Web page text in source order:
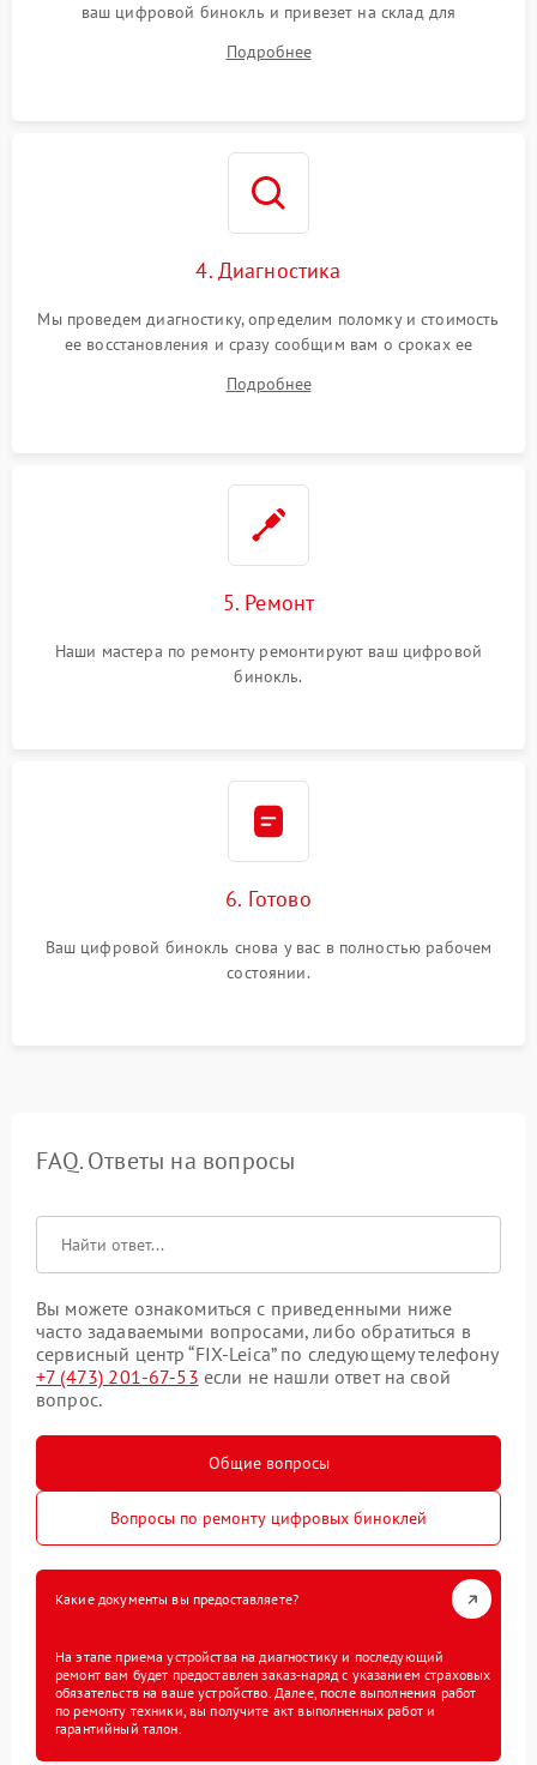
ваш цифровой бинокль и привезет на склад для
Подробнее
4. Диагностика
Мы проведем диагностику, определим поломку и стоимость
ее восстановления и сразу сообщим вам о сроках ее
Подробнее
5. Ремонт
Наши мастера по ремонту ремонтируют ваш цифровой
бинокль.
6. Готово
Ваш цифровой бинокль снова у вас в полностью рабочем
состоянии.
FAQ. Ответы на вопросы
Вы можете ознакомиться с приведенными ниже
часто задаваемыми вопросами, либо обратиться в
сервисный центр “FIX-Leica” по следующему телефону
+7 (473) 201-67-53 если не нашли ответ на свой
вопрос.
Общие вопросы
Вопросы по ремонту цифровых биноклей
Какие документы вы предоставляете?
На этапе приема устройства на диагностику и последующий
ремонт вам будет предоставлен заказ-наряд с указанием страховых
обязательств на ваше устройство. Далее, после выполнения работ
по ремонту техники, вы получите акт выполненных работ и
гарантийный талон.